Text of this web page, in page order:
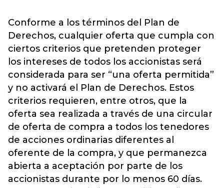
Conforme a los términos del Plan de
Derechos, cualquier oferta que cumpla con
ciertos criterios que pretenden proteger
los intereses de todos los accionistas será
considerada para ser “una oferta permitida”
y no activará el Plan de Derechos. Estos
criterios requieren, entre otros, que la
oferta sea realizada a través de una circular
de oferta de compra a todos los tenedores
de acciones ordinarias diferentes al
oferente de la compra, y que permanezca
abierta a aceptación por parte de los
accionistas durante por lo menos 60 días.